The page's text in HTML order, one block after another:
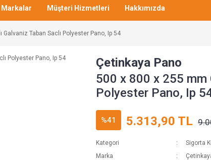
Markalar Müşteri Hizmetleri Hakkımızda
Galvaniz Taban Saclı Polyester Pano, Ip 54
Çetinkaya Pano
500 x 800 x 255 mm
Polyester Pano, Ip
%41 5.313,90 TL
Kategori
Sigorta
Marka